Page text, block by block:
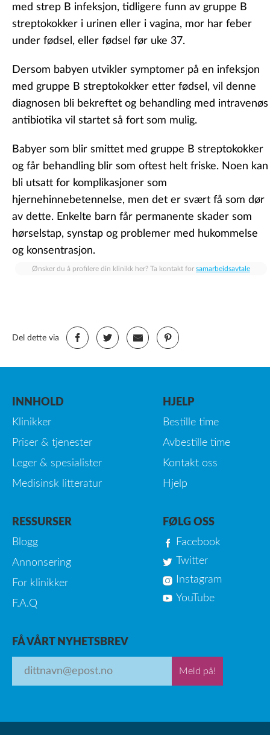
med strep B infeksjon, tidligere funn av gruppe B
streptokokker i urinen eller i vagina, mor har feber
under fødsel, eller fødsel før uke 37.
Dersom babyen utvikler symptomer på en infeksjon
med gruppe B streptokokker etter fødsel, vil denne
diagnosen bli bekreftet og behandling med intravenøs
antibiotika vil startet så fort som mulig.
Babyer som blir smittet med gruppe B streptokokker
og får behandling blir som oftest helt friske. Noen kan
bli utsatt for komplikasjoner som
hjernehinnebetennelse, men det er svært få som dør
av dette. Enkelte barn får permanente skader som
hørselstap, synstap og problemer med hukommelse
og konsentrasjon.
Ønsker du å profilere din klinikk her? Ta kontakt for samarbeidsavtale
Del dette via
INNHOLD
Klinikker
Priser & tjenester
Leger & spesialister
Medisinsk litteratur
HJELP
Bestille time
Avbestille time
Kontakt oss
Hjelp
RESSURSER
Blogg
Annonsering
For klinikker
F.A.Q
FØLG OSS
Facebook
Twitter
Instagram
YouTube
FÅ VÅRT NYHETSBREV
Meld på!